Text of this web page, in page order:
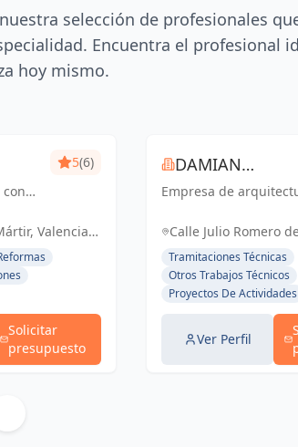
selección de profesionales
Encuentra el profesional
hoy mismo.
5(6)
Valencia,
Solicitar
presupuesto
DAMIAN
ROCAMORA
Empresa de
Calle Julio Romero
Torrent, España,
Tramitaciones Técnicas
Otros Trabajos Técnicos
Proyectos De Actividades
Ver Perfil